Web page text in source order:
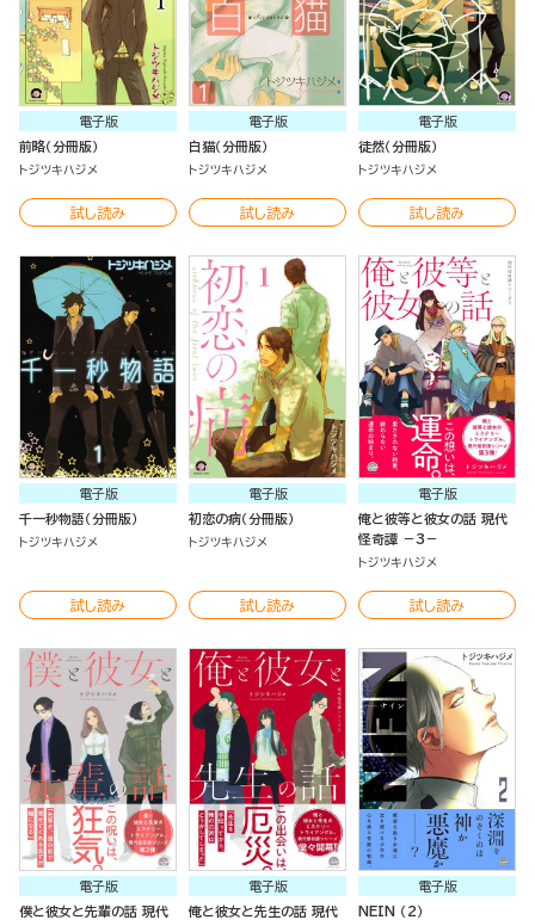
電子版
前略（分冊版）
トジツキハジメ
試し読み
電子版
白猫（分冊版）
トジツキハジメ
試し読み
電子版
徒然（分冊版）
トジツキハジメ
試し読み
電子版
千一秒物語（分冊版）
トジツキハジメ
試し読み
電子版
初恋の病（分冊版）
トジツキハジメ
試し読み
電子版
俺と彼等と彼女の話 現代
怪奇譚 －3－
トジツキハジメ
試し読み
電子版
僕と彼女と先輩の話 現代
電子版
俺と彼女と先生の話 現代
電子版
NEIN （2）